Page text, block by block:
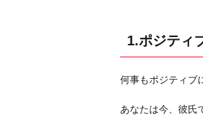
る
人
1.ポジティ
何事もポジティブ
あなたは今、彼氏